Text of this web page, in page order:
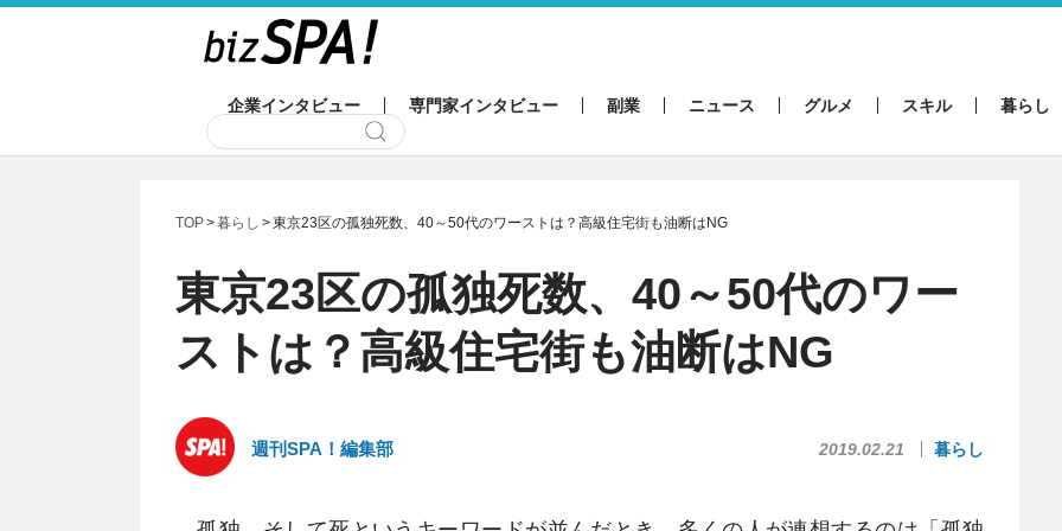
企業インタビュー 専門家インタビュー 副業 ニュース グルメ スキル 暮らし
TOP 暮らし 東京23区の孤独死数、40～50代のワーストは？高級住宅街も油断はNG
東京23区の孤独死数、40～50代のワー
ストは？高級住宅街も油断はNG
週刊SPA！編集部 2019.02.21 暮らし